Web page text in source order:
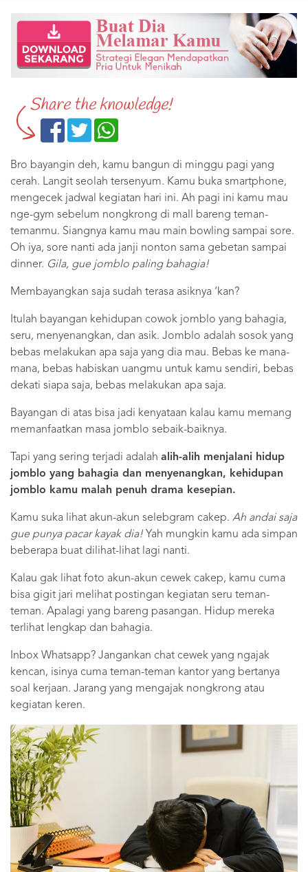
Share the knowledge!
Bro bayangin deh, kamu bangun di minggu pagi yang
cerah. Langit seolah tersenyum. Kamu buka smartphone,
mengecek jadwal kegiatan hari ini. Ah pagi ini kamu mau
nge-gym sebelum nongkrong di mall bareng teman-
temanmu. Siangnya kamu mau main bowling sampai sore.
Oh iya, sore nanti ada janji nonton sama gebetan sampai
dinner. Gila, gue jomblo paling bahagia!
Membayangkan saja sudah terasa asiknya ‘kan?
Itulah bayangan kehidupan cowok jomblo yang bahagia,
seru, menyenangkan, dan asik. Jomblo adalah sosok yang
bebas melakukan apa saja yang dia mau. Bebas ke mana-
mana, bebas habiskan uangmu untuk kamu sendiri, bebas
dekati siapa saja, bebas melakukan apa saja.
Bayangan di atas bisa jadi kenyataan kalau kamu memang
memanfaatkan masa jomblo sebaik-baiknya.
Tapi yang sering terjadi adalah alih-alih menjalani hidup
jomblo yang bahagia dan menyenangkan, kehidupan
jomblo kamu malah penuh drama kesepian.
Kamu suka lihat akun-akun selebgram cakep. Ah andai saja
gue punya pacar kayak dia! Yah mungkin kamu ada simpan
beberapa buat dilihat-lihat lagi nanti.
Kalau gak lihat foto akun-akun cewek cakep, kamu cuma
bisa gigit jari melihat postingan kegiatan seru teman-
teman. Apalagi yang bareng pasangan. Hidup mereka
terlihat lengkap dan bahagia.
Inbox Whatsapp? Jangankan chat cewek yang ngajak
kencan, isinya cuma teman-teman kantor yang bertanya
soal kerjaan. Jarang yang mengajak nongkrong atau
kegiatan keren.